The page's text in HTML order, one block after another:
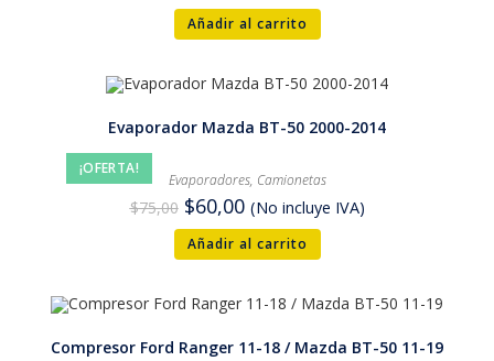
Añadir al carrito
¡OFERTA!
Evaporador Mazda BT-50 2000-2014
Evaporadores, Camionetas
$75,00 $60,00 (No incluye IVA)
Añadir al carrito
Compresor Ford Ranger 11-18 / Mazda BT-50 11-19